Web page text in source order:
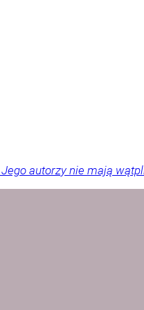
autorzy nie mają